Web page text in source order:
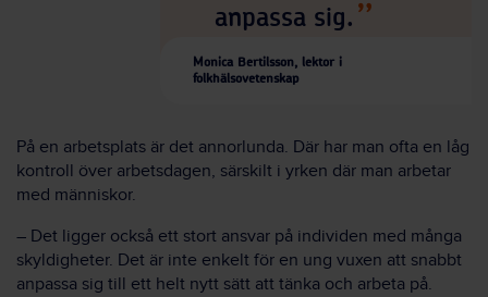
anpassa sig.
Monica Bertilsson, lektor i
folkhälsovetenskap
På en arbetsplats är det annorlunda. Där har man ofta en låg
kontroll över arbetsdagen, särskilt i yrken där man arbetar
med människor.
– Det ligger också ett stort ansvar på individen med många
skyldigheter. Det är inte enkelt för en ung vuxen att snabbt
anpassa sig till ett helt nytt sätt att tänka och arbeta på.